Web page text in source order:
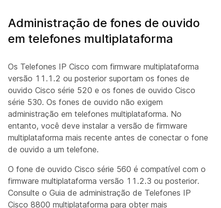
Administração de fones de ouvido
em telefones multiplataforma
Os Telefones IP Cisco com firmware multiplataforma
versão 11.1.2 ou posterior suportam os fones de
ouvido Cisco série 520 e os fones de ouvido Cisco
série 530. Os fones de ouvido não exigem
administração em telefones multiplataforma. No
entanto, você deve instalar a versão de firmware
multiplataforma mais recente antes de conectar o fone
de ouvido a um telefone.
O fone de ouvido Cisco série 560 é compatível com o
firmware multiplataforma versão 11.2.3 ou posterior.
Consulte o Guia de administração de Telefones IP
Cisco 8800 multiplataforma para obter mais